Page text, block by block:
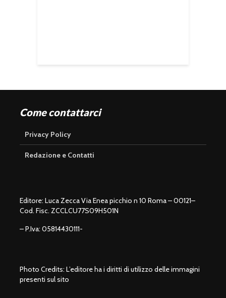
Come contattarci
Privacy Policy
Redazione e Contatti
Editore: Luca Zecca Via Enea picchio n 10 Roma – 00121–
Cod. Fisc. ZCCLCU77S09H501N
– P.Iva: 05814430111-
Photo Credits: L’editore ha i diritti di utilizzo delle immagini
presenti sul sito